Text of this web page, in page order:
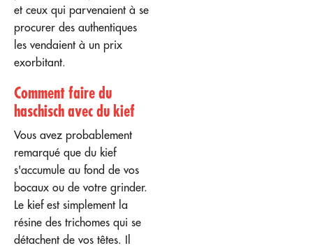
et ceux qui parvenaient à se
procurer des authentiques
les vendaient à un prix
exorbitant.
Comment faire du
haschisch avec du kief
Vous avez probablement
remarqué que du kief
s'accumule au fond de vos
bocaux ou de votre grinder.
Le kief est simplement la
résine des trichomes qui se
détachent de vos têtes. Il